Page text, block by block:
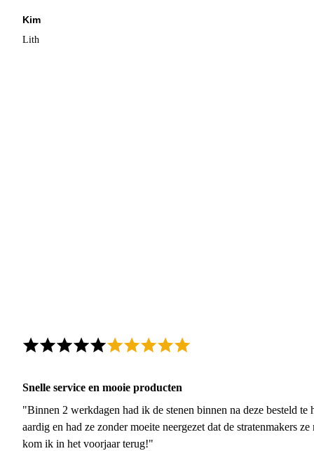
Kim
Lith
Snelle service en mooie producten
"Binnen 2 werkdagen had ik de stenen binnen na deze besteld
aardig en had ze zonder moeite neergezet dat de stratenmakers
kom ik in het voorjaar terug!"